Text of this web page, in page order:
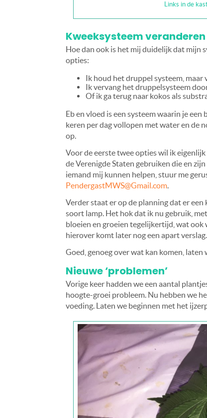
Links in de
Kweeksysteem veranderen
Hoe dan ook is het mij duidelijk dat mijn
opties:
Ik houd het druppel systeem,
Ik vervang het druppelsysteem
Of ik ga terug naar kokos als
Eb en vloed is een systeem waarin je
keren per dag vollopen met water en de
op.
Voor de eerste twee opties wil ik
de Verenigde Staten gebruiken die en
iemand mij kunnen helpen, stuur me
PendergastMWS@Gmail.com.
Verder staat er op de planning dat er
soort lamp. Het hok dat ik nu gebruik,
bloeien en groeien tegelijkertijd, wat ook
hierover komt later nog een apart verslag.
Goed, genoeg over wat kan komen, laten
Nieuwe ‘problemen’
Vorige keer hadden we een aantal
hoogte-groei probleem. Nu hebben we
voeding. Laten we beginnen met het